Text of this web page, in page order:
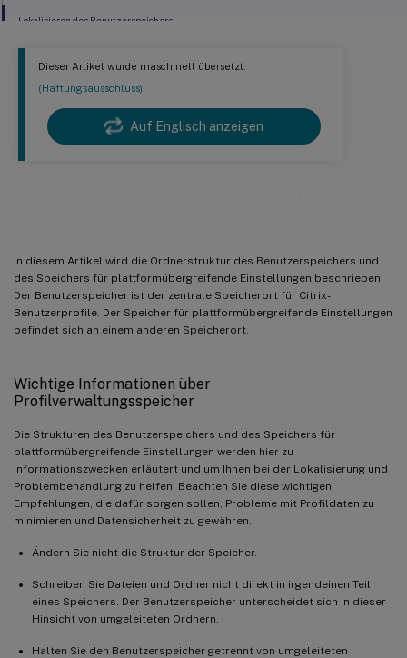
Dieser Artikel wurde maschinell übersetzt.
(Haftungsausschluss)
Auf Englisch anzeigen
In diesem Artikel wird die Ordnerstruktur des Benutzerspeichers und
des Speichers für plattformübergreifende Einstellungen beschrieben.
Der Benutzerspeicher ist der zentrale Speicherort für Citrix-
Benutzerprofile. Der Speicher für plattformübergreifende Einstellungen
befindet sich an einem anderen Speicherort.
Wichtige Informationen über
Profilverwaltungsspeicher
Die Strukturen des Benutzerspeichers und des Speichers für
plattformübergreifende Einstellungen werden hier zu
Informationszwecken erläutert und um Ihnen bei der Lokalisierung und
Problembehandlung zu helfen. Beachten Sie diese wichtigen
Empfehlungen, die dafür sorgen sollen, Probleme mit Profildaten zu
minimieren und Datensicherheit zu gewähren.
Ändern Sie nicht die Struktur der Speicher.
Schreiben Sie Dateien und Ordner nicht direkt in irgendeinen Teil
eines Speichers. Der Benutzerspeicher unterscheidet sich in dieser
Hinsicht von umgeleiteten Ordnern.
Halten Sie den Benutzerspeicher getrennt von umgeleiteten
Lokalisieren des Benutzerspeichers